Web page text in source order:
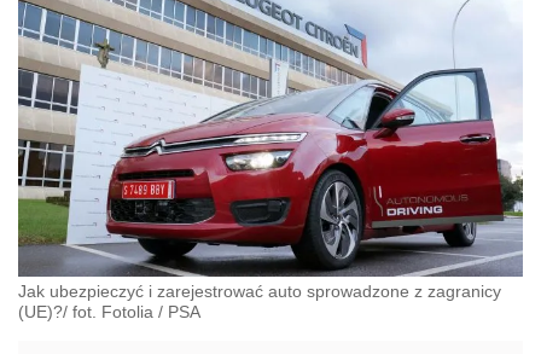
Jak ubezpieczyć i zarejestrować auto sprowadzone z zagranicy
(UE)?/ fot. Fotolia / PSA